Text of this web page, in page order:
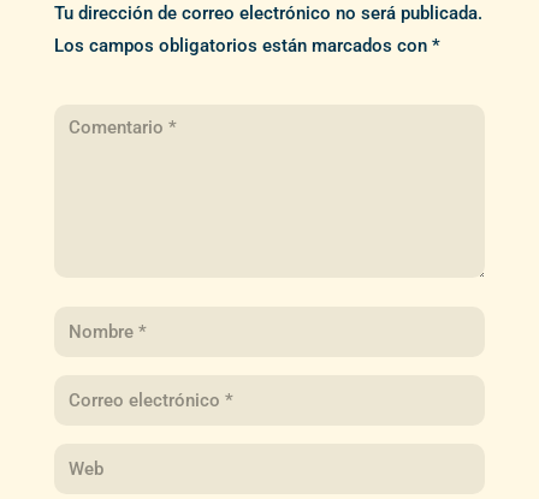
Tu dirección de correo electrónico no será publicada.
Los campos obligatorios están marcados con *